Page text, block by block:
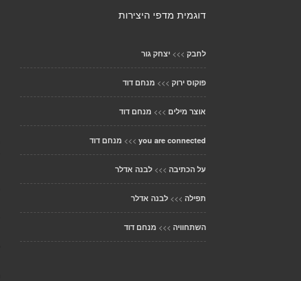
דוגמית מדפי היצירות
לחבק >>> יצחק גור
פוקוס ירוק >>> מנחם דוד
אוצר מילים >>> מנחם דוד
you are connected
>>> מנחם דוד
על הכתיבה >>> לבנה אדלר
תפילה >>> לבנה אדלר
השתחוויה >>> מנחם דוד